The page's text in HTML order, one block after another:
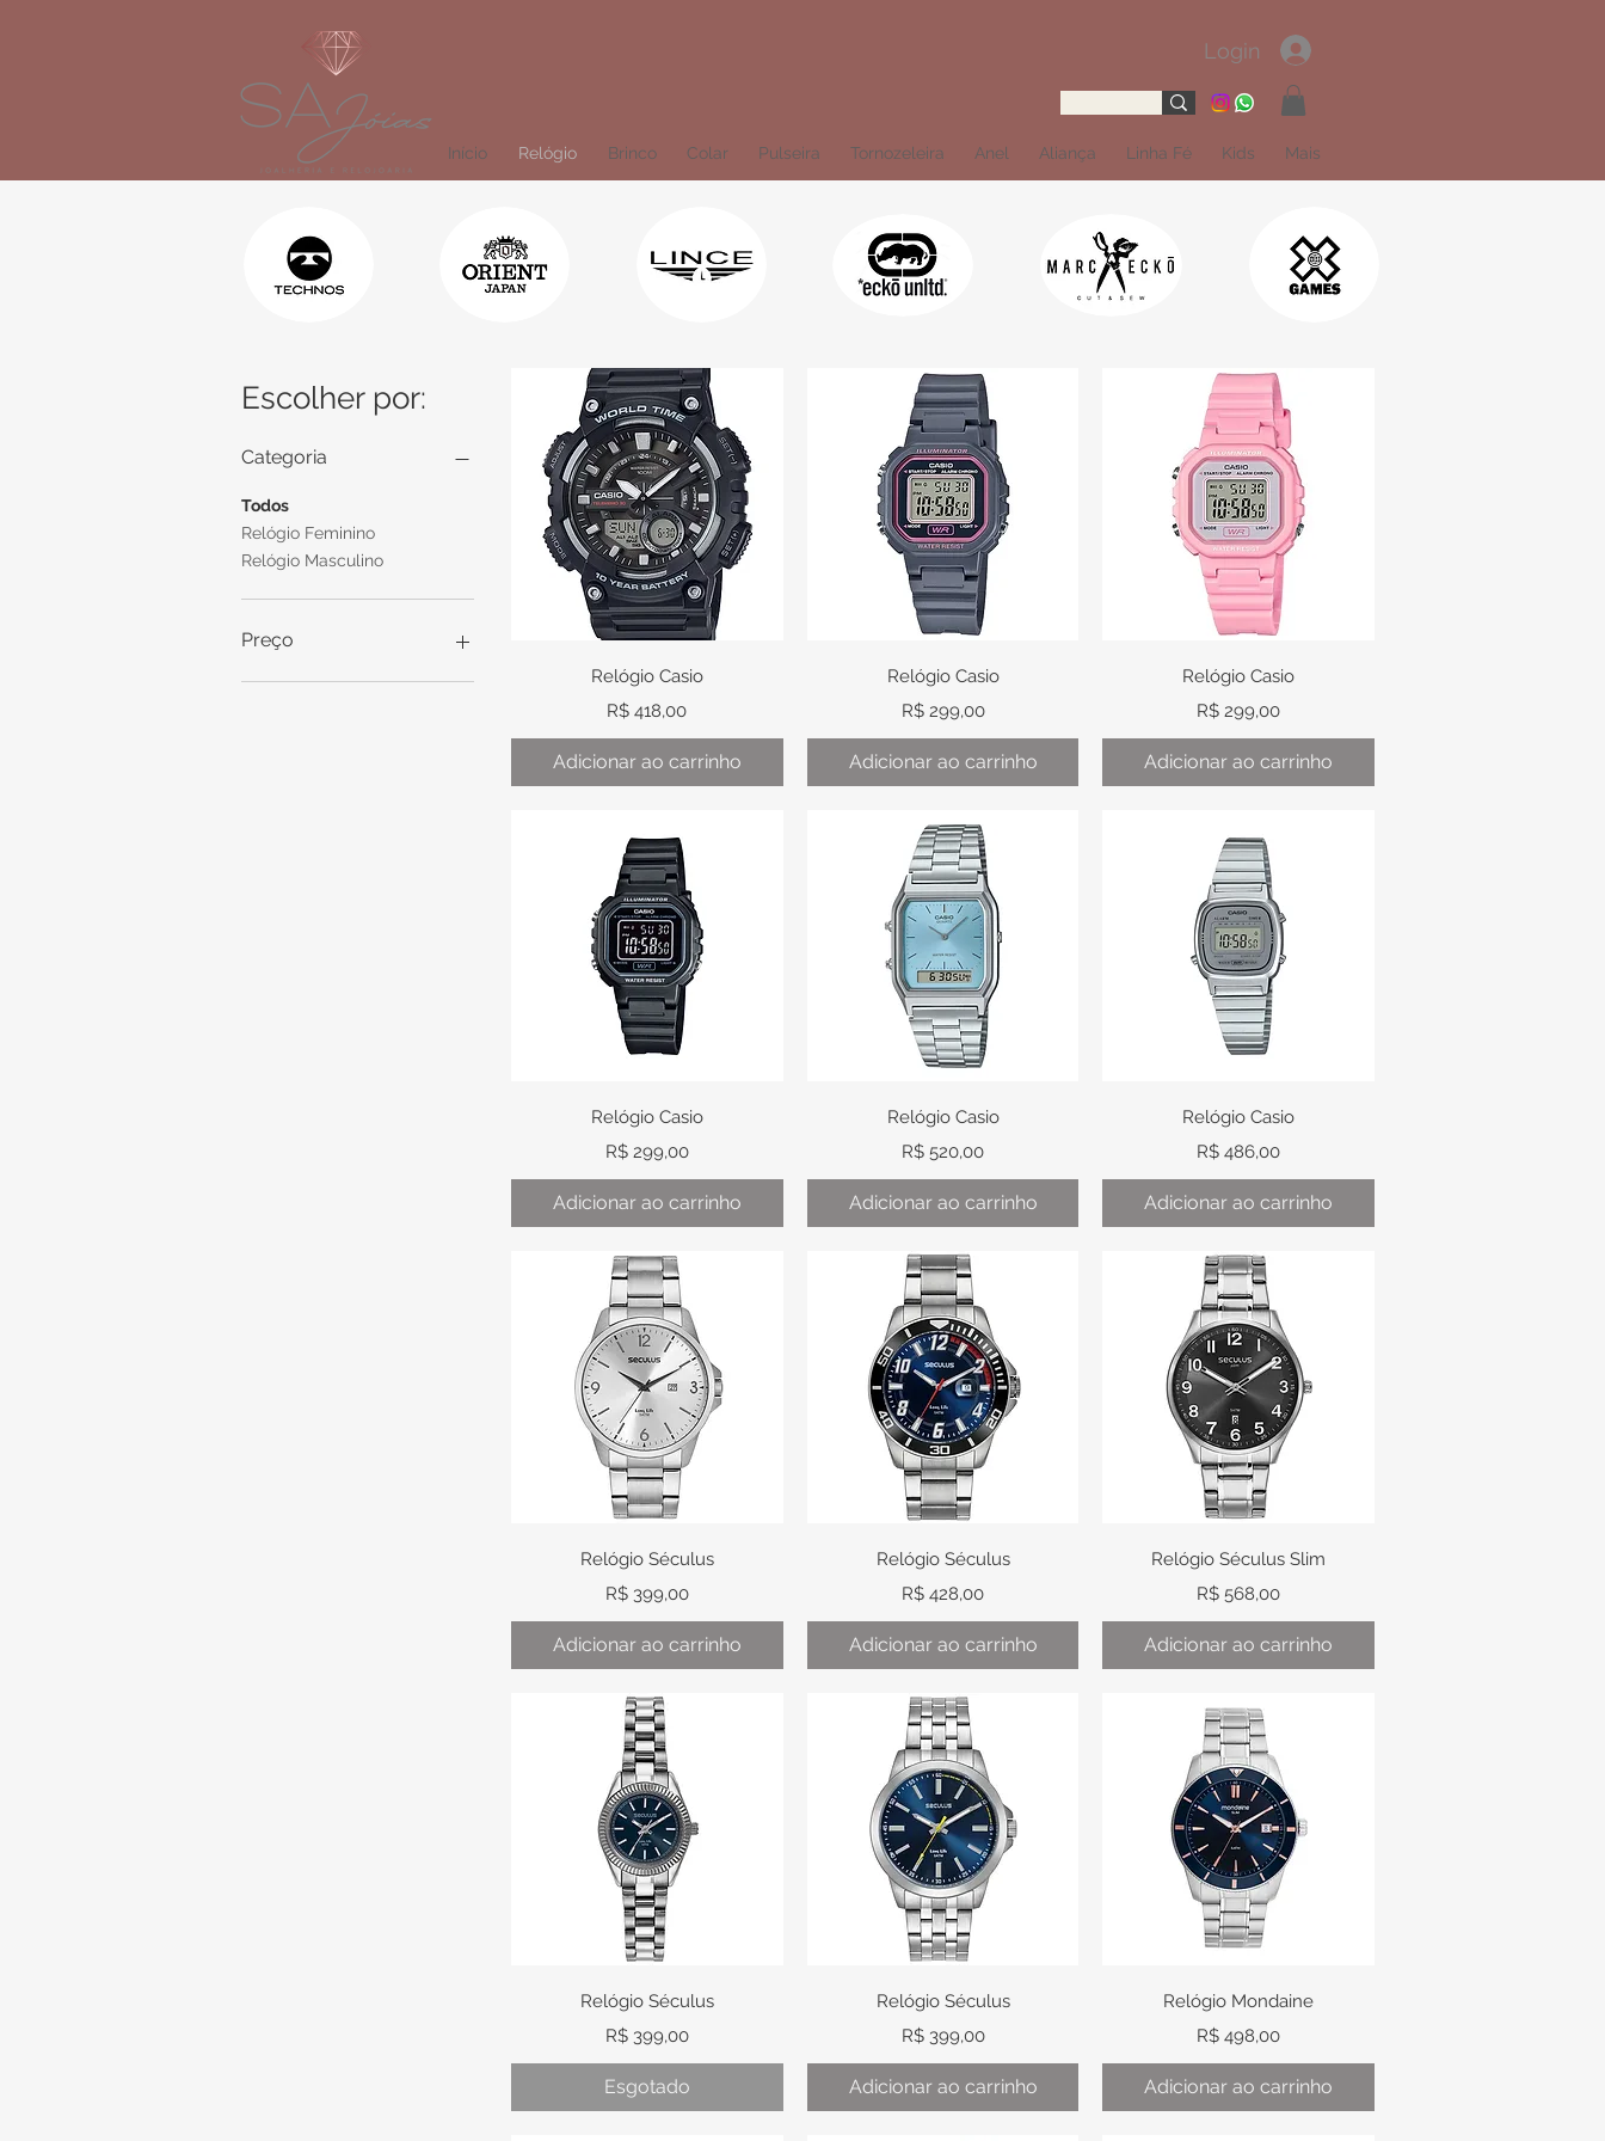
Login
Início Relógio Brinco Colar Pulseira Tornozeleira Anel Aliança Linha Fé Kids Mais
Escolher por:
Categoria
Todos
Relógio Feminino
Relógio Masculino
Preço
Visualização rápida
Relógio Casio
Preço
R$ 418,00
Adicionar ao carrinho
Visualização rápida
Relógio Casio
Preço
R$ 299,00
Adicionar ao carrinho
Visualização rápida
Relógio Casio
Preço
R$ 299,00
Adicionar ao carrinho
Visualização rápida
Relógio Casio
Preço
R$ 299,00
Adicionar ao carrinho
Visualização rápida
Relógio Casio
Preço
R$ 520,00
Adicionar ao carrinho
Visualização rápida
Relógio Casio
Preço
R$ 486,00
Adicionar ao carrinho
Visualização rápida
Relógio Séculus
Preço
R$ 399,00
Adicionar ao carrinho
Visualização rápida
Relógio Séculus
Preço
R$ 428,00
Adicionar ao carrinho
Visualização rápida
Relógio Séculus Slim
Preço
R$ 568,00
Adicionar ao carrinho
Visualização rápida
Relógio Séculus
Preço
R$ 399,00
Esgotado
Visualização rápida
Relógio Séculus
Preço
R$ 399,00
Adicionar ao carrinho
Visualização rápida
Relógio Mondaine
Preço
R$ 498,00
Adicionar ao carrinho